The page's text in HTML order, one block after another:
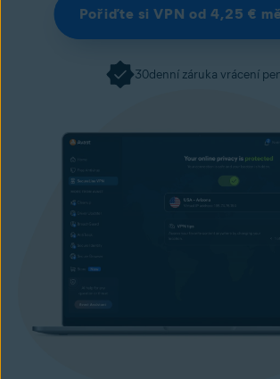
Pořiďte si VPN od 4,25 €
30denní záruka vrácení